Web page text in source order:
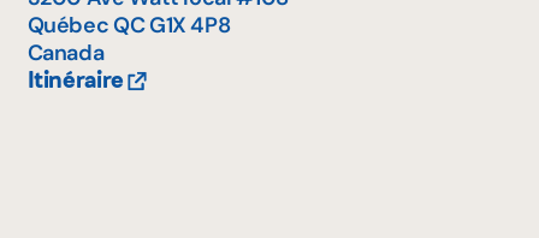
QuébecQCG1X 4P8
Canada
Itinéraire